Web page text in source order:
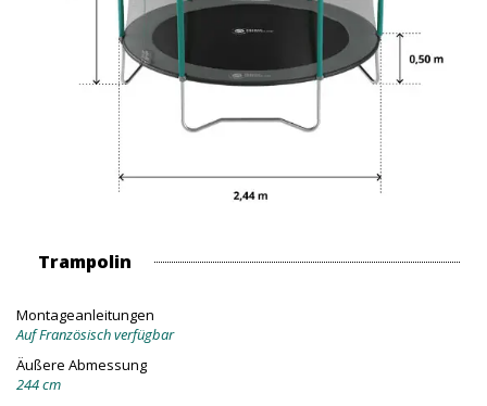
Trampolin
Montageanleitungen
Auf Französisch verfügbar
Äußere Abmessung
244 cm